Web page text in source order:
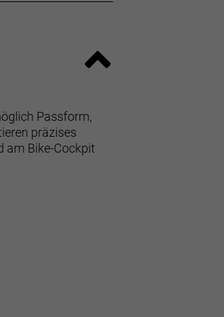
Passform,
präzises
am Bike-Cockpit